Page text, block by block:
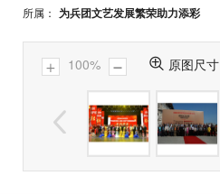
所属： 为兵团文艺发展繁荣助力添彩
 100%   原图尺寸